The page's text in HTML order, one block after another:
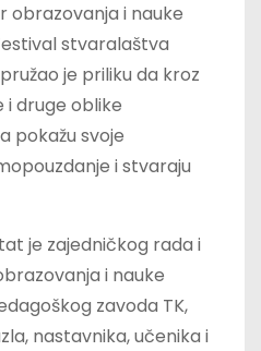
obrazovanja i nauke
stvaralaštva
je priliku da kroz
i druge oblike
pokažu svoje
i stvaraju
je zajedničkog rada i
i nauke
zavoda TK,
nastavnika, učenika i